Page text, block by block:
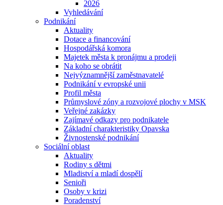
2026
Vyhledávání
Podnikání
Aktuality
Dotace a financování
Hospodářská komora
Majetek města k pronájmu a prodeji
Na koho se obrátit
Nejvýznamnější zaměstnavatelé
Podnikání v evropské unii
Profil města
Průmyslové zóny a rozvojové plochy v MSK
Veřejné zakázky
Zajímavé odkazy pro podnikatele
Základní charakteristiky Opavska
Živnostenské podnikání
Sociální oblast
Aktuality
Rodiny s dětmi
Mladiství a mladí dospělí
Senioři
Osoby v krizi
Poradenství